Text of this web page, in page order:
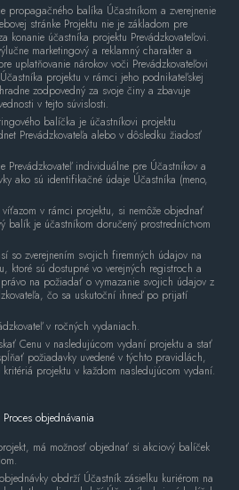
propagačného balíka Účastníkom a zverejnenie
stránke Projektu nie je základom pre
konanie účastníka projektu Prevádzkovateľovi.
marketingový a reklamný charakter a
uplatňovanie nárokov voči Prevádzkovateľovi
projektu v rámci jeho podnikateľskej
zodpovedný za svoje činy a zbavuje
v tejto súvislosti.
balíčka je účastníkovi projektu
Prevádzkovateľa alebo v dôsledku žiadosť
Prevádzkovateľ individuálne pre Účastníkov a
ako sú identifikačné údaje Účastníka (meno,
v rámci projektu, si nemôže objednať
balík je účastníkom doručený prostredníctvom
so zverejnením svojich firemných údajov na
ktoré sú dostupné vo verejných registroch a
na požiadať o vymazanie svojich údajov z
čo sa uskutoční ihneď po prijatí
v ročných vydaniach.
Cenu v nasledujúcom vydaní projektu a stať
požiadavky uvedené v týchto pravidlách,
projektu v každom nasledujúcom vydaní.
Proces objednávania
má možnosť objednať si akciový balíček
obdrží Účastník zásielku kuriérom na